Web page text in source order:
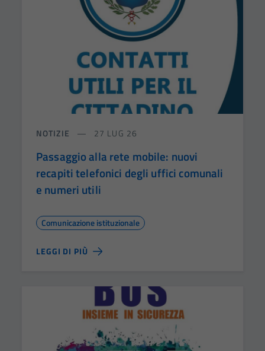
NOTIZIE 27 LUG 26
Passaggio alla rete mobile: nuovi
recapiti telefonici degli uffici comunali
e numeri utili
Comunicazione istituzionale
LEGGI DI PIÙ